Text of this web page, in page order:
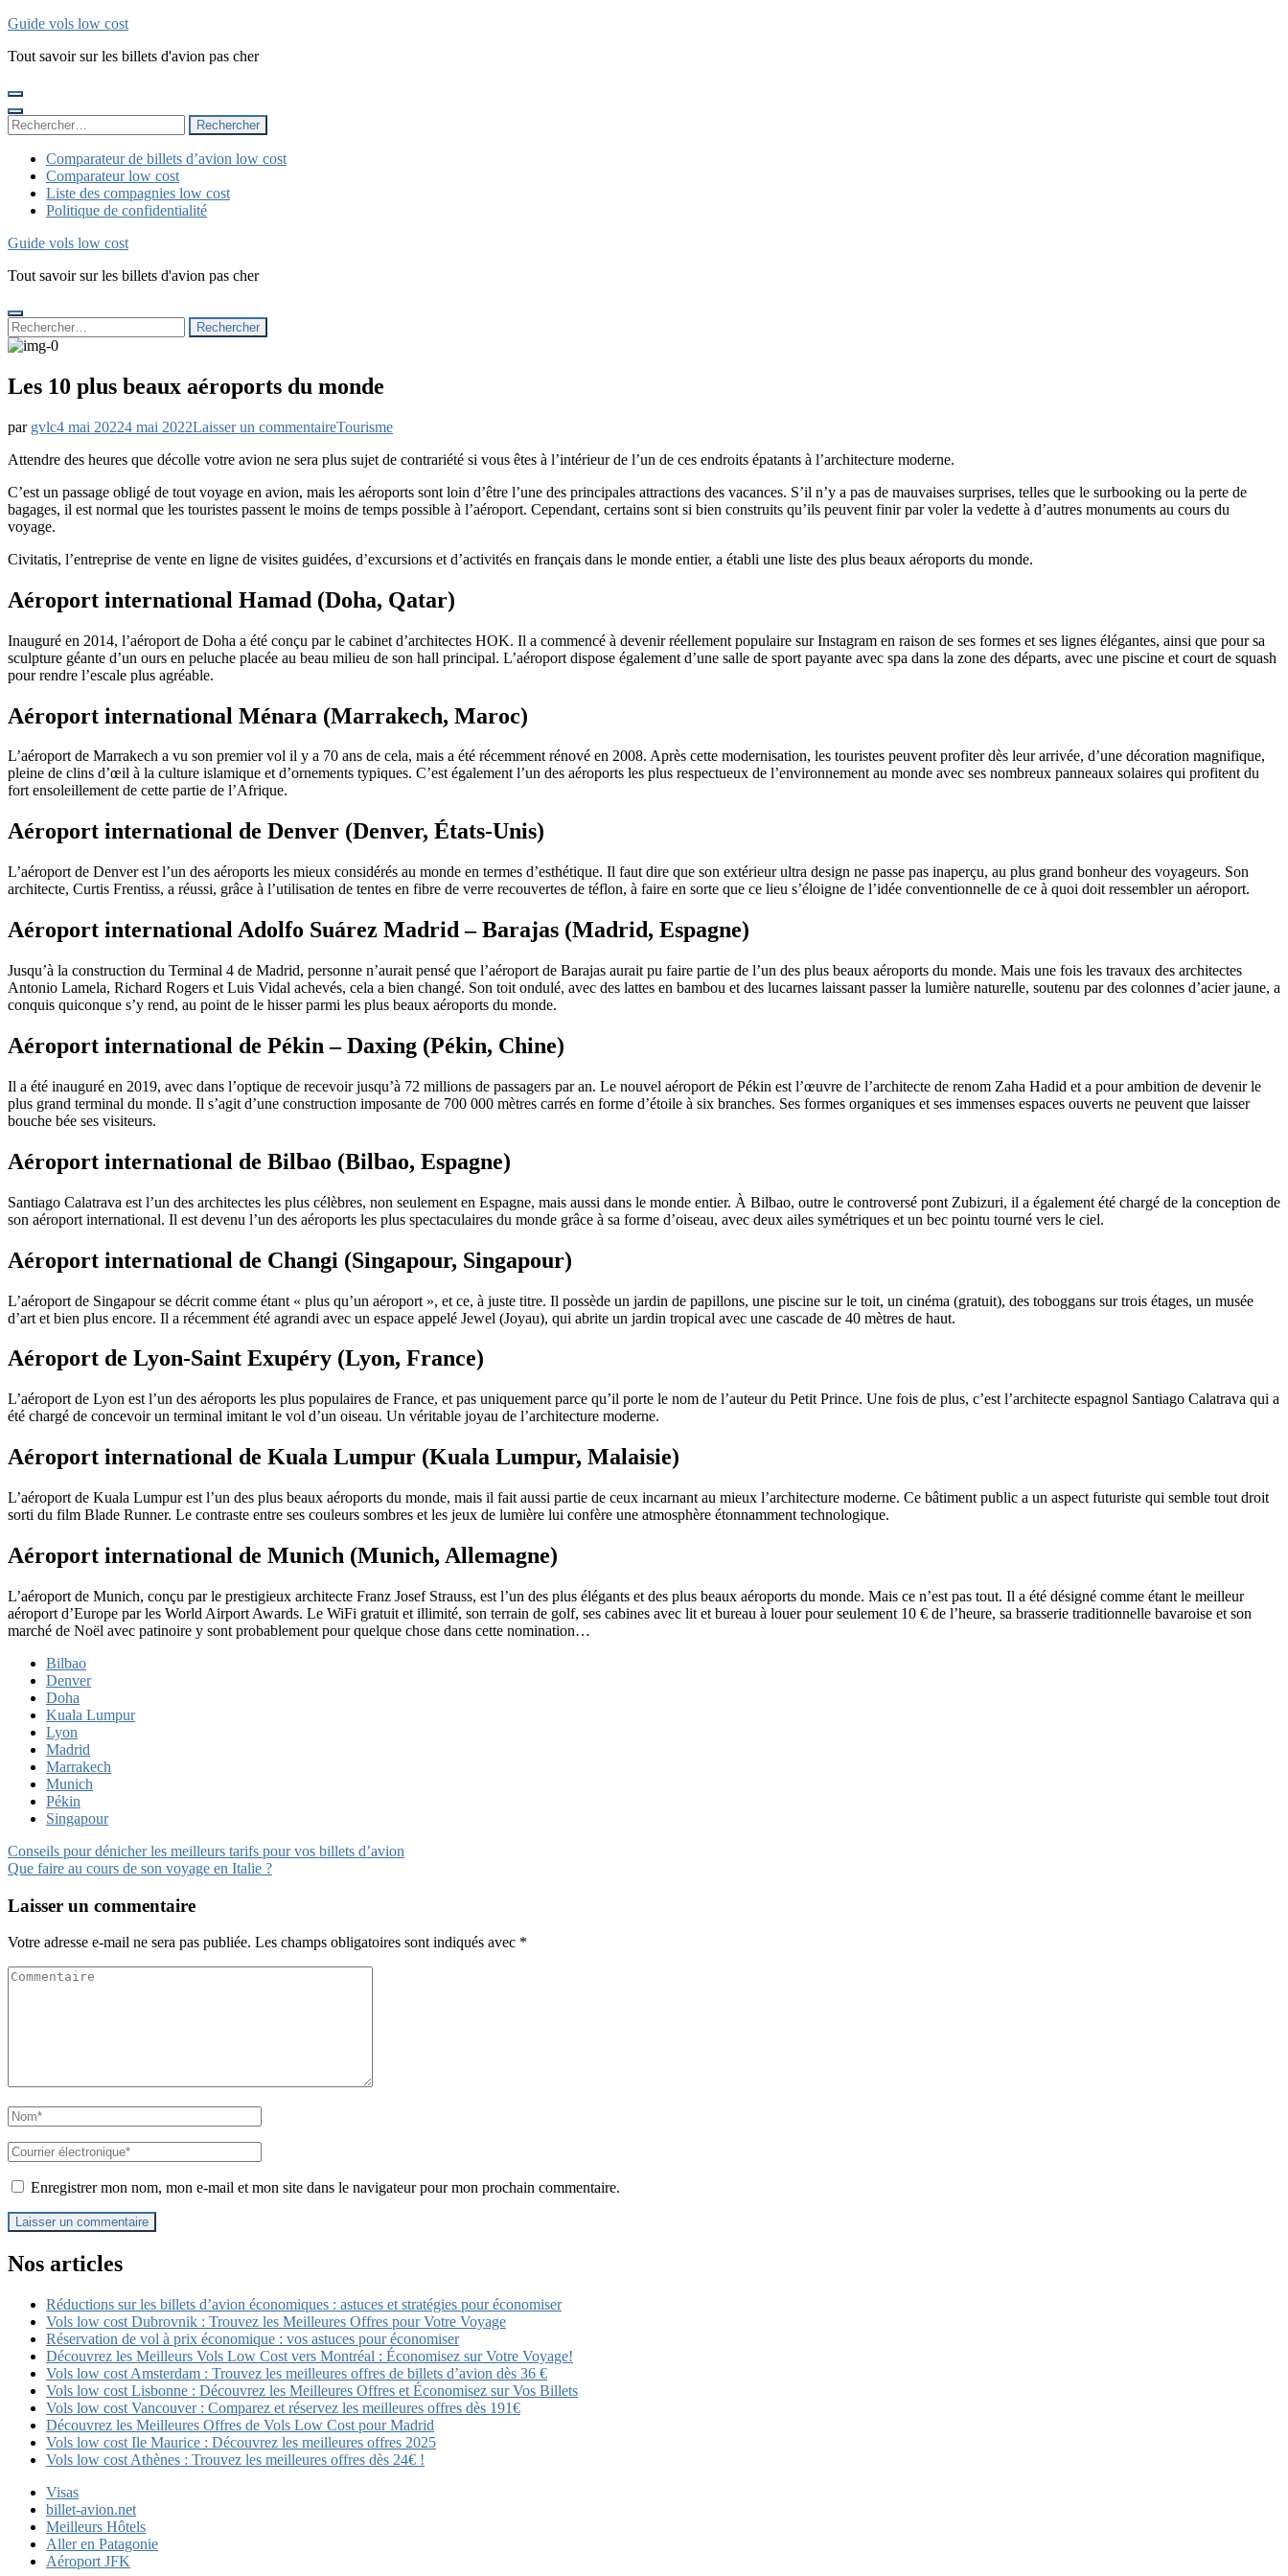
Aller
contenu
Entrée)
Guide vols low cost
Tout savoir sur les billets d'avion pas cher
Rechercher :
Comparateur de billets d’avion low cost
Comparateur low cost
Liste des compagnies low cost
Politique de confidentialité
Guide vols low cost
Tout savoir sur les billets d'avion pas cher
Rechercher :
Les 10 plus beaux aéroports du monde
par gvlc4 mai 20224 mai 2022Laisser un commentaireLes
plus
aéroports
du
Tourisme
Attendre des heures que décolle votre avion ne sera plus sujet de contrariété si vous êtes à l’intérieur de l’un de ces endroits épatants à l’architecture moderne.
C’est un passage obligé de tout voyage en avion, mais les aéroports sont loin d’être l’une des principales attractions des vacances. S’il n’y a pas de mauvaises surprises, telles que le surbooking ou la perte de
bagages, il est normal que les touristes passent le moins de temps possible à l’aéroport. Cependant, certains sont si bien construits qu’ils peuvent finir par voler la vedette à d’autres monuments au cours du
voyage.
Civitatis, l’entreprise de vente en ligne de visites guidées, d’excursions et d’activités en français dans le monde entier, a établi une liste des plus beaux aéroports du monde.
Aéroport international Hamad (Doha, Qatar)
Inauguré en 2014, l’aéroport de Doha a été conçu par le cabinet d’architectes HOK. Il a commencé à devenir réellement populaire sur Instagram en raison de ses formes et ses lignes élégantes, ainsi que pour sa
sculpture géante d’un ours en peluche placée au beau milieu de son hall principal. L’aéroport dispose également d’une salle de sport payante avec spa dans la zone des départs, avec une piscine et court de squash
pour rendre l’escale plus agréable.
Aéroport international Ménara (Marrakech, Maroc)
L’aéroport de Marrakech a vu son premier vol il y a 70 ans de cela, mais a été récemment rénové en 2008. Après cette modernisation, les touristes peuvent profiter dès leur arrivée, d’une décoration magnifique,
pleine de clins d’œil à la culture islamique et d’ornements typiques. C’est également l’un des aéroports les plus respectueux de l’environnement au monde avec ses nombreux panneaux solaires qui profitent du
fort ensoleillement de cette partie de l’Afrique.
Aéroport international de Denver (Denver, États-Unis)
L’aéroport de Denver est l’un des aéroports les mieux considérés au monde en termes d’esthétique. Il faut dire que son extérieur ultra design ne passe pas inaperçu, au plus grand bonheur des voyageurs. Son
architecte, Curtis Frentiss, a réussi, grâce à l’utilisation de tentes en fibre de verre recouvertes de téflon, à faire en sorte que ce lieu s’éloigne de l’idée conventionnelle de ce à quoi doit ressembler un aéroport.
Aéroport international Adolfo Suárez Madrid – Barajas (Madrid, Espagne)
Jusqu’à la construction du Terminal 4 de Madrid, personne n’aurait pensé que l’aéroport de Barajas aurait pu faire partie de l’un des plus beaux aéroports du monde. Mais une fois les travaux des architectes
Antonio Lamela, Richard Rogers et Luis Vidal achevés, cela a bien changé. Son toit ondulé, avec des lattes en bambou et des lucarnes laissant passer la lumière naturelle, soutenu par des colonnes d’acier jaune, a
conquis quiconque s’y rend, au point de le hisser parmi les plus beaux aéroports du monde.
Aéroport international de Pékin – Daxing (Pékin, Chine)
Il a été inauguré en 2019, avec dans l’optique de recevoir jusqu’à 72 millions de passagers par an. Le nouvel aéroport de Pékin est l’œuvre de l’architecte de renom Zaha Hadid et a pour ambition de devenir le
plus grand terminal du monde. Il s’agit d’une construction imposante de 700 000 mètres carrés en forme d’étoile à six branches. Ses formes organiques et ses immenses espaces ouverts ne peuvent que laisser
bouche bée ses visiteurs.
Aéroport international de Bilbao (Bilbao, Espagne)
Santiago Calatrava est l’un des architectes les plus célèbres, non seulement en Espagne, mais aussi dans le monde entier. À Bilbao, outre le controversé pont Zubizuri, il a également été chargé de la conception de
son aéroport international. Il est devenu l’un des aéroports les plus spectaculaires du monde grâce à sa forme d’oiseau, avec deux ailes symétriques et un bec pointu tourné vers le ciel.
Aéroport international de Changi (Singapour, Singapour)
L’aéroport de Singapour se décrit comme étant « plus qu’un aéroport », et ce, à juste titre. Il possède un jardin de papillons, une piscine sur le toit, un cinéma (gratuit), des toboggans sur trois étages, un musée
d’art et bien plus encore. Il a récemment été agrandi avec un espace appelé Jewel (Joyau), qui abrite un jardin tropical avec une cascade de 40 mètres de haut.
Aéroport de Lyon-Saint Exupéry (Lyon, France)
L’aéroport de Lyon est l’un des aéroports les plus populaires de France, et pas uniquement parce qu’il porte le nom de l’auteur du Petit Prince. Une fois de plus, c’est l’architecte espagnol Santiago Calatrava qui a
été chargé de concevoir un terminal imitant le vol d’un oiseau. Un véritable joyau de l’architecture moderne.
Aéroport international de Kuala Lumpur (Kuala Lumpur, Malaisie)
L’aéroport de Kuala Lumpur est l’un des plus beaux aéroports du monde, mais il fait aussi partie de ceux incarnant au mieux l’architecture moderne. Ce bâtiment public a un aspect futuriste qui semble tout droit
sorti du film Blade Runner. Le contraste entre ses couleurs sombres et les jeux de lumière lui confère une atmosphère étonnamment technologique.
Aéroport international de Munich (Munich, Allemagne)
L’aéroport de Munich, conçu par le prestigieux architecte Franz Josef Strauss, est l’un des plus élégants et des plus beaux aéroports du monde. Mais ce n’est pas tout. Il a été désigné comme étant le meilleur
aéroport d’Europe par les World Airport Awards. Le WiFi gratuit et illimité, son terrain de golf, ses cabines avec lit et bureau à louer pour seulement 10 € de l’heure, sa brasserie traditionnelle bavaroise et son
marché de Noël avec patinoire y sont probablement pour quelque chose dans cette nomination…
Bilbao
Denver
Doha
Kuala Lumpur
Lyon
Madrid
Marrakech
Munich
Pékin
Singapour
Navigation
de
l’article
Conseils pour dénicher les meilleurs tarifs pour vos billets d’avion
Que faire au cours de son voyage en Italie ?
Laisser un commentaire
Votre adresse e-mail ne sera pas publiée. Les champs obligatoires sont indiqués avec *
Commentaire
Name
Email*
Enregistrer mon nom, mon e-mail et mon site dans le navigateur pour mon prochain commentaire.
Nos articles
Réductions sur les billets d’avion économiques : astuces et stratégies pour économiser
Vols low cost Dubrovnik : Trouvez les Meilleures Offres pour Votre Voyage
Réservation de vol à prix économique : vos astuces pour économiser
Découvrez les Meilleurs Vols Low Cost vers Montréal : Économisez sur Votre Voyage!
Vols low cost Amsterdam : Trouvez les meilleures offres de billets d’avion dès 36 €
Vols low cost Lisbonne : Découvrez les Meilleures Offres et Économisez sur Vos Billets
Vols low cost Vancouver : Comparez et réservez les meilleures offres dès 191€
Découvrez les Meilleures Offres de Vols Low Cost pour Madrid
Vols low cost Ile Maurice : Découvrez les meilleures offres 2025
Vols low cost Athènes : Trouvez les meilleures offres dès 24€ !
Visas
billet-avion.net
Meilleurs Hôtels
Aller en Patagonie
Aéroport JFK